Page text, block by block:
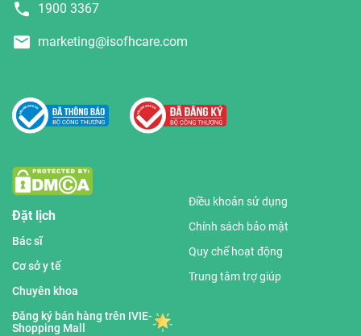
1900 3367
marketing@isofhcare.com
Đặt lịch
Bác sĩ
Cơ sở y tế
Chuyên khoa
Đăng ký bán hàng trên IVIE-
Shopping Mall
Điều khoản sử dụng
Chính sách bảo mật
Quy chế hoạt động
Trung tâm trợ giúp